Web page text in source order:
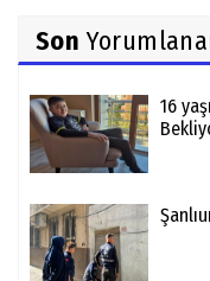
Son
16